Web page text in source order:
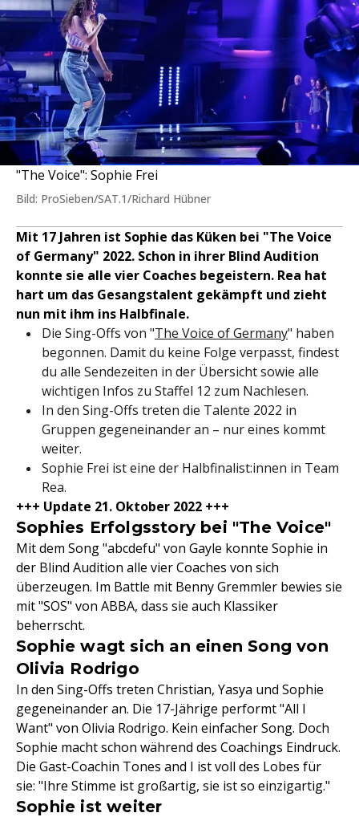
"The Voice": Sophie Frei
Bild: ProSieben/SAT.1/Richard Hübner
Mit 17 Jahren ist Sophie das Küken bei "The Voice
of Germany" 2022. Schon in ihrer Blind Audition
konnte sie alle vier Coaches begeistern. Rea hat
hart um das Gesangstalent gekämpft und zieht
nun mit ihm ins Halbfinale.
Die Sing-Offs von "The Voice of Germany" haben
begonnen. Damit du keine Folge verpasst, findest
du alle Sendezeiten in der Übersicht sowie alle
wichtigen Infos zu Staffel 12 zum Nachlesen.
In den Sing-Offs treten die Talente 2022 in
Gruppen gegeneinander an – nur eines kommt
weiter.
Sophie Frei ist eine der Halbfinalist:innen in Team
Rea.
+++ Update 21. Oktober 2022 +++
Sophies Erfolgsstory bei "The Voice"
Mit dem Song "abcdefu" von Gayle konnte Sophie in
der Blind Audition alle vier Coaches von sich
überzeugen. Im Battle mit Benny Gremmler bewies sie
mit "SOS" von ABBA, dass sie auch Klassiker
beherrscht.
Sophie wagt sich an einen Song von
Olivia Rodrigo
In den Sing-Offs treten Christian, Yasya und Sophie
gegeneinander an. Die 17-Jährige performt "All I
Want" von Olivia Rodrigo. Kein einfacher Song. Doch
Sophie macht schon während des Coachings Eindruck.
Die Gast-Coachin Tones and I ist voll des Lobes für
sie: "Ihre Stimme ist großartig, sie ist so einzigartig."
Sophie ist weiter